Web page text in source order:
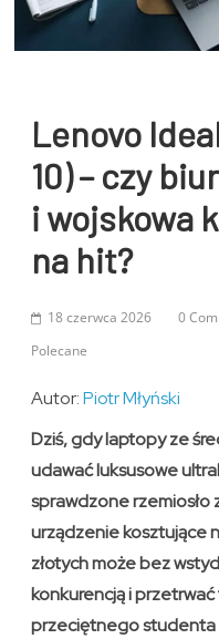
Lenovo
10) – czy
i wojskowa
na hit?
18 czerwca 2026
0
Polecane
Autor:Piotr Młyński
Dziś, gdy laptopy ze
udawać luksusowe
sprawdzone rzemiosło
urządzenie kosztujące
złotych może bez
konkurencją i
przeciętnego studenta